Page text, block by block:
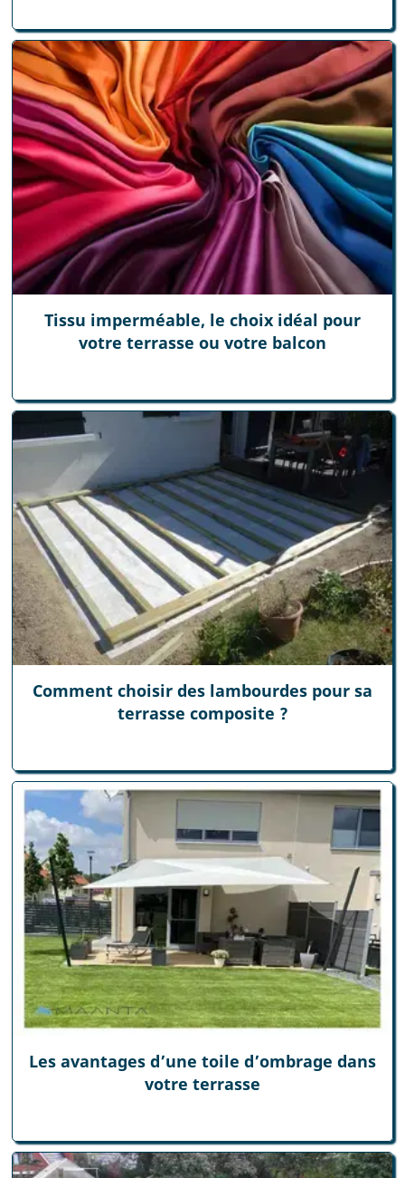
Tissu imperméable, le choix idéal pour
votre terrasse ou votre balcon
Comment choisir des lambourdes pour sa
terrasse composite ?
Les avantages d’une toile d’ombrage dans
votre terrasse